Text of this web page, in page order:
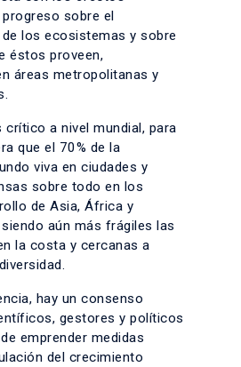
sobre el
los ecosistemas y sobre
éstos proveen,
áreas metropolitanas y
crítico a nivel mundial, para
que el 70% de la
viva en ciudades y
sobre todo en los
de Asia, África y
aún más frágiles las
la costa y cercanas a
hay un consenso
gestores y políticos
emprender medidas
del crecimiento